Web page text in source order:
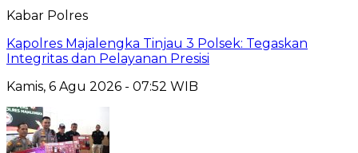
Kabar Polres
Kapolres Majalengka Tinjau 3 Polsek: Tegaskan
Integritas dan Pelayanan Presisi
Kamis, 6 Agu 2026 - 07:52 WIB